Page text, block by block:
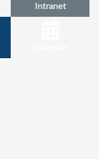
Intranet